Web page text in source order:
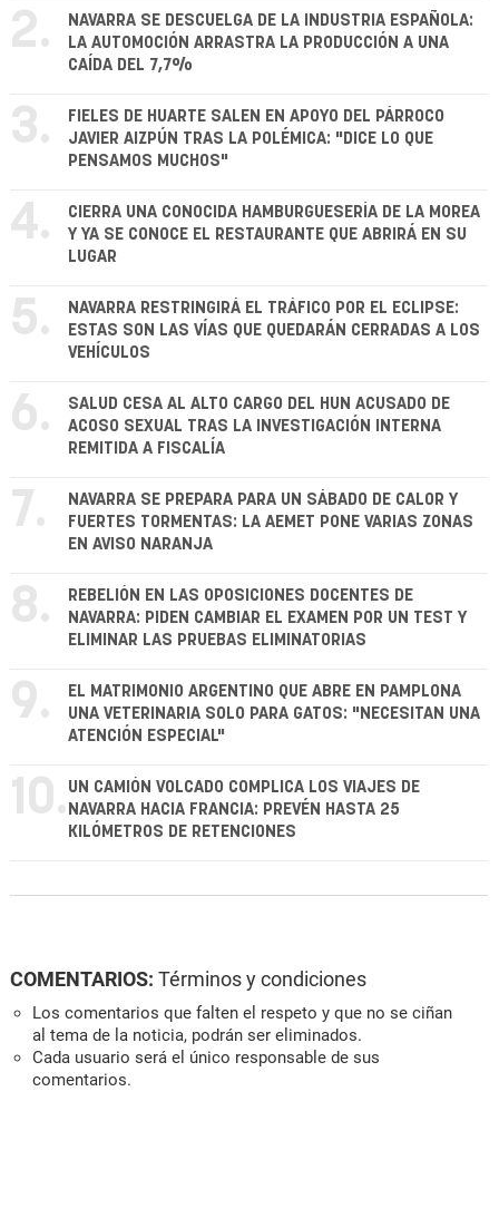
2.
NAVARRA SE DESCUELGA DE LA INDUSTRIA ESPAÑOLA:
LA AUTOMOCIÓN ARRASTRA LA PRODUCCIÓN A UNA
CAÍDA DEL 7,7%
3.
FIELES DE HUARTE SALEN EN APOYO DEL PÁRROCO
JAVIER AIZPÚN TRAS LA POLÉMICA: "DICE LO QUE
PENSAMOS MUCHOS"
4.
CIERRA UNA CONOCIDA HAMBURGUESERÍA DE LA MOREA
Y YA SE CONOCE EL RESTAURANTE QUE ABRIRÁ EN SU
LUGAR
5.
NAVARRA RESTRINGIRÁ EL TRÁFICO POR EL ECLIPSE:
ESTAS SON LAS VÍAS QUE QUEDARÁN CERRADAS A LOS
VEHÍCULOS
6.
SALUD CESA AL ALTO CARGO DEL HUN ACUSADO DE
ACOSO SEXUAL TRAS LA INVESTIGACIÓN INTERNA
REMITIDA A FISCALÍA
7.
NAVARRA SE PREPARA PARA UN SÁBADO DE CALOR Y
FUERTES TORMENTAS: LA AEMET PONE VARIAS ZONAS
EN AVISO NARANJA
8.
REBELIÓN EN LAS OPOSICIONES DOCENTES DE
NAVARRA: PIDEN CAMBIAR EL EXAMEN POR UN TEST Y
ELIMINAR LAS PRUEBAS ELIMINATORIAS
9.
EL MATRIMONIO ARGENTINO QUE ABRE EN PAMPLONA
UNA VETERINARIA SOLO PARA GATOS: "NECESITAN UNA
ATENCIÓN ESPECIAL"
10. UN CAMIÓN VOLCADO COMPLICA LOS VIAJES DE
NAVARRA HACIA FRANCIA: PREVÉN HASTA 25
KILÓMETROS DE RETENCIONES
COMENTARIOS: Términos y condiciones
Los comentarios que falten el respeto y que no se ciñan
al tema de la noticia, podrán ser eliminados.
Cada usuario será el único responsable de sus
comentarios.